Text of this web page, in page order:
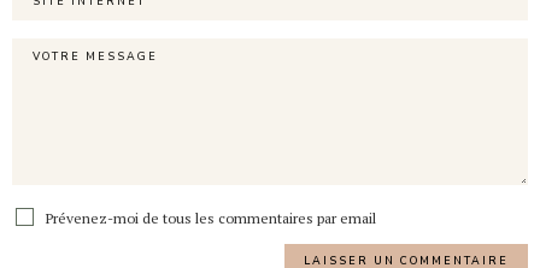
Prévenez-moi de tous les commentaires par email